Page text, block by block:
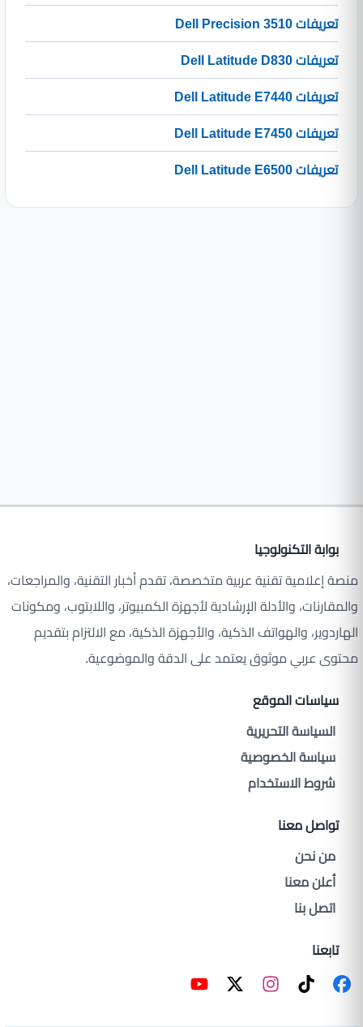
تعريفات Dell Precision 3510
تعريفات Dell Latitude D830
تعريفات Dell Latitude E7440
تعريفات Dell Latitude E7450
تعريفات Dell Latitude E6500
بوابة التكنولوجيا
منصة إعلامية تقنية عربية متخصصة، تقدم أخبار التقنية، والمراجعات،
والمقارنات، والأدلة الإرشادية لأجهزة الكمبيوتر، واللابتوب، ومكونات
الهاردوير، والهواتف الذكية، والأجهزة الذكية، مع الالتزام بتقديم
محتوى عربي موثوق يعتمد على الدقة والموضوعية.
سياسات الموقع
السياسة التحريرية
سياسة الخصوصية
شروط الاستخدام
تواصل معنا
من نحن
أعلن معنا
اتصل بنا
تابعنا